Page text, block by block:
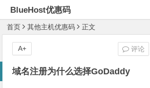
BlueHost优惠码
首页 其他主机优惠码 正文
域名注册为什么选择GoDaddy
评论
A+